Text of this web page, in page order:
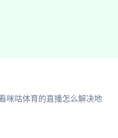
咪咕体育的直播怎么解决地